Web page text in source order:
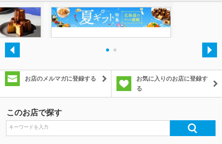
お店のメルマガに登録する
お気に入りのお店に登録す
る
このお店で探す